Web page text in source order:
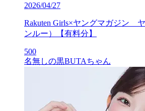
2026/04/27
Rakuten Girls×ヤングマガジン
ンルー）【有料分】
500
名無しの黒BUTAちゃん